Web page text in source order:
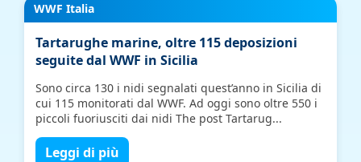
WWF Italia
Tartarughe marine, oltre 115 deposizioni
seguite dal WWF in Sicilia
Sono circa 130 i nidi segnalati quest’anno in Sicilia di
cui 115 monitorati dal WWF. Ad oggi sono oltre 550 i
piccoli fuoriusciti dai nidi The post Tartarug...
Leggi di più